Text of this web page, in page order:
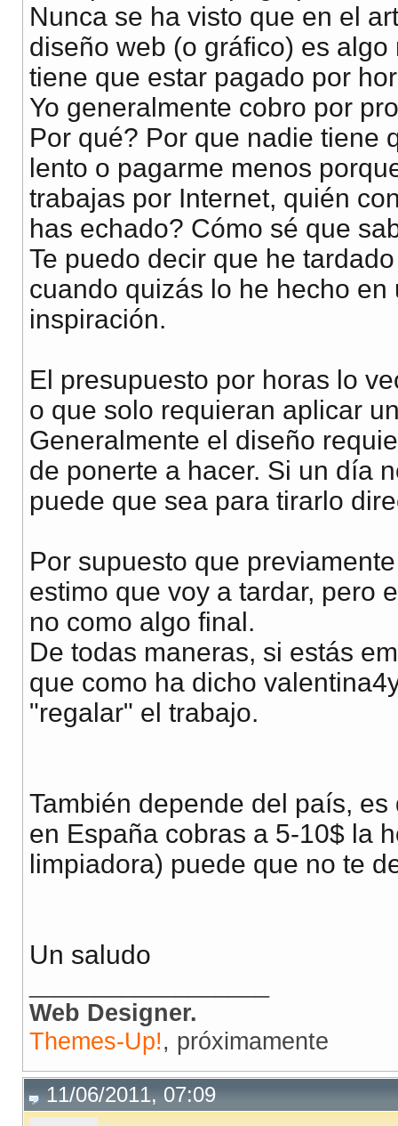
Nunca se ha visto que en el
diseño web (o gráfico) es
tiene que estar pagado por
Yo generalmente cobro por
Por qué? Por que nadie tiene
lento o pagarme menos
trabajas por Internet, quién
has echado? Cómo sé que
Te puedo decir que he
cuando quizás lo he hecho
inspiración.
El presupuesto por horas lo
o que solo requieran aplicar
Generalmente el diseño
de ponerte a hacer. Si un día
puede que sea para tirarlo
Por supuesto que
estimo que voy a tardar, pero
no como algo final.
De todas maneras, si estás
que como ha dicho
"regalar" el trabajo.
También depende del país,
en España cobras a 5-10$ la
limpiadora) puede que no te
Un saludo
Web Designer.
Themes-Up!, próximamente
11/06/2011, 07:09